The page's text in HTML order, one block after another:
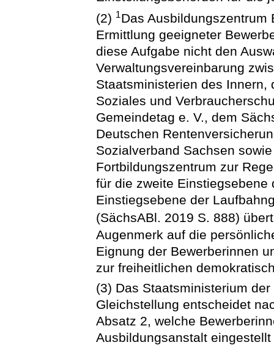
(2) 1Das Ausbildungszentrum
Ermittlung geeigneter
diese Aufgabe nicht den
Verwaltungsvereinbarung
Staatsministerien des
Soziales und
Gemeindetag e. V., dem
Deutschen
Sozialverband Sachsen
Fortbildungszentrum zur
für die zweite
Einstiegsebene der
(SächsABl. 2019 S. 888)
Augenmerk auf die
Eignung der Bewerberinnen
zur freiheitlichen
(3) Das Staatsministerium
Gleichstellung entscheidet
Absatz 2, welche
Ausbildungsanstalt eingestellt